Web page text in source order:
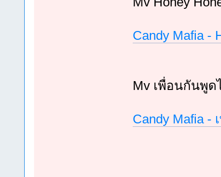
Candy Mafia -
Mv เพื่อนกันพูด
Candy Mafia -